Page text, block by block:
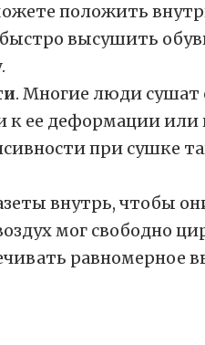
положить
высушить
. Многие люди сушат
ее деформации
при сушке
внутрь, чтобы
мог свободно
равномерное